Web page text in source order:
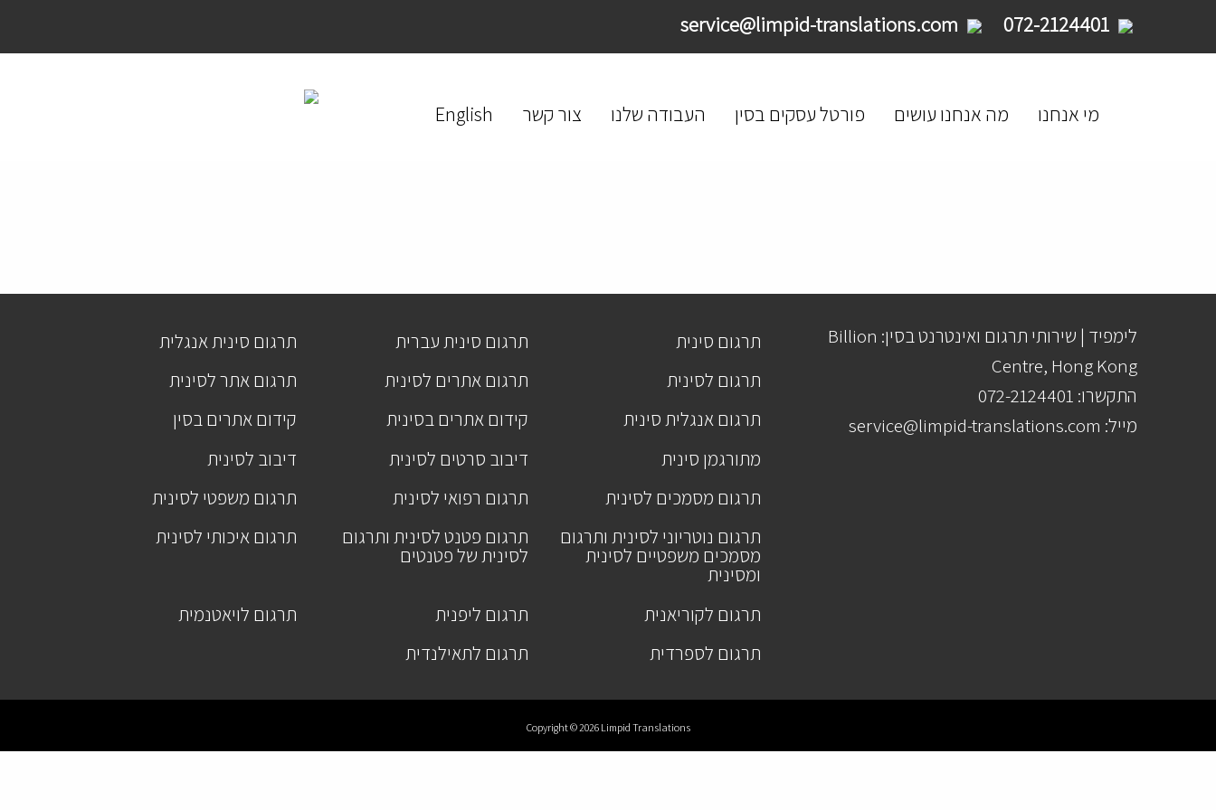
מי אנחנו מה אנחנו עושים פורטל עסקים בסין העבודה שלנו צור קשר English
לימפיד | שירותי תרגום ואינטרנט בסין: Billion
Centre, Hong Kong
התקשרו: 072-2124401
מייל: service@limpid-translations.com
תרגום סינית תרגום סינית עברית
תרגום סינית אנגלית
תרגום לסינית
תרגום אתרים לסינית
תרגום אתר לסינית
תרגום אנגלית סינית
קידום אתרים בסינית
קידום אתרים בסין
מתורגמן סינית
דיבוב סרטים לסינית
דיבוב לסינית
תרגום מסמכים לסינית
תרגום רפואי לסינית
תרגום משפטי לסינית
תרגום נוטריוני לסינית ותרגום
מסמכים משפטיים לסינית
ומסינית
תרגום פטנט לסינית ותרגום
לסינית של פטנטים
תרגום איכותי לסינית
תרגום לקוריאנית תרגום ליפנית
תרגום לויאטנמית
תרגום לספרדית
תרגום לתאילנדית
Copyright © 2026 Limpid Translations